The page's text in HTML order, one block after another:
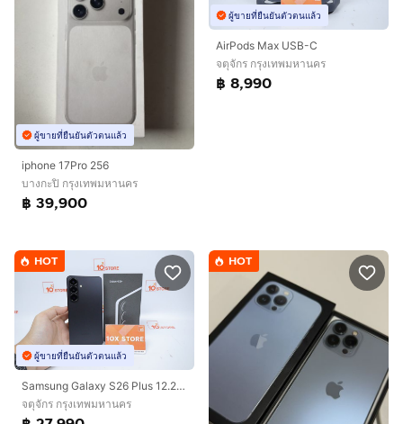
ผู้ขายที่ยืนยันตัวตนแล้ว
iphone 17Pro 256
บางกะปิ กรุงเทพมหานคร
฿ 39,900
ผู้ขายที่ยืนยันตัวตนแล้ว
AirPods Max USB-C
จตุจักร กรุงเทพมหานคร
฿ 8,990
HOT
ผู้ขายที่ยืนยันตัวตนแล้ว
Samsung Galaxy S26 Plus 12.256GB
จตุจักร กรุงเทพมหานคร
HOT